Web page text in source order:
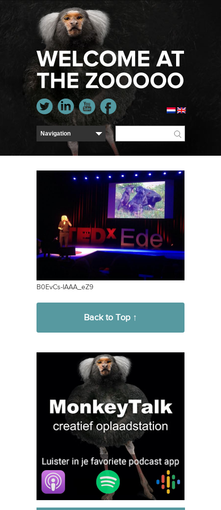
B0EvCs-IAAA_eZ9
Back to Top ↑